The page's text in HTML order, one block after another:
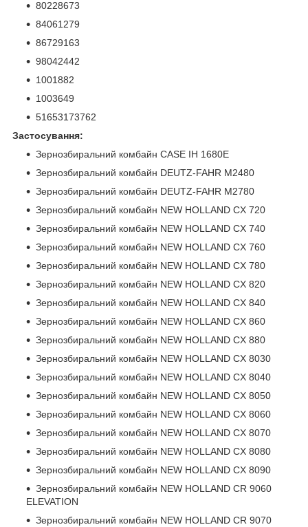
80228673
84061279
86729163
98042442
1001882
1003649
51653173762
Застосування:
Зернозбиральний комбайн CASE IH 1680E
Зернозбиральний комбайн DEUTZ-FAHR M2480
Зернозбиральний комбайн DEUTZ-FAHR M2780
Зернозбиральний комбайн NEW HOLLAND CX 720
Зернозбиральний комбайн NEW HOLLAND CX 740
Зернозбиральний комбайн NEW HOLLAND CX 760
Зернозбиральний комбайн NEW HOLLAND CX 780
Зернозбиральний комбайн NEW HOLLAND CX 820
Зернозбиральний комбайн NEW HOLLAND CX 840
Зернозбиральний комбайн NEW HOLLAND CX 860
Зернозбиральний комбайн NEW HOLLAND CX 880
Зернозбиральний комбайн NEW HOLLAND CX 8030
Зернозбиральний комбайн NEW HOLLAND CX 8040
Зернозбиральний комбайн NEW HOLLAND CX 8050
Зернозбиральний комбайн NEW HOLLAND CX 8060
Зернозбиральний комбайн NEW HOLLAND CX 8070
Зернозбиральний комбайн NEW HOLLAND CX 8080
Зернозбиральний комбайн NEW HOLLAND CX 8090
Зернозбиральний комбайн NEW HOLLAND CR 9060
ELEVATION
Зернозбиральний комбайн NEW HOLLAND CR 9070